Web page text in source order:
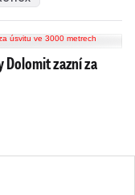
zazní za